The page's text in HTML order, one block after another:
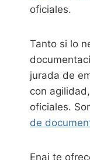
oficiales.
Tanto si lo
jurada de
con
oficiales.
de
Enai te